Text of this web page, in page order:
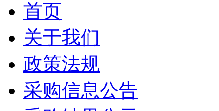
首页
关于我们
政策法规
采购信息公告